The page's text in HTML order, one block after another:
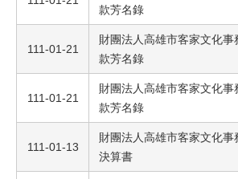
款芳名錄
111-01-21
財團法人高雄市客家文化
款芳名錄
111-01-21
財團法人高雄市客家文化
款芳名錄
111-01-13
財團法人高雄市客家文化
決算書